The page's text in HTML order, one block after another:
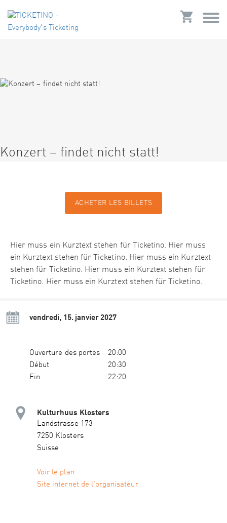
Konzert – findet nicht statt!
ACHETER LES BILLETS
Hier muss ein Kurztext stehen für Ticketino. Hier muss
ein Kurztext stehen für Ticketino. Hier muss ein Kurztext
stehen für Ticketino. Hier muss ein Kurztext stehen für
Ticketino. Hier muss ein Kurztext stehen für Ticketino.
vendredi, 15. janvier 2027
Ouverture des portes
20:00
Début
20:30
Fin
22:20
Kulturhuus Klosters
Landstrasse 173
7250 Klosters
Suisse
Voir le plan
Site internet de l'organisateur